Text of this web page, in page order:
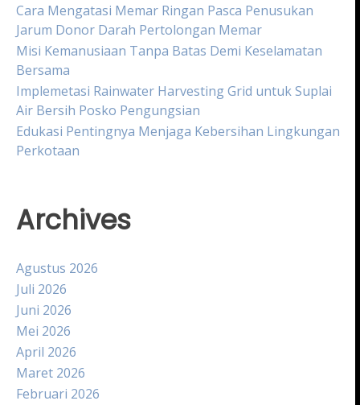
Cara Mengatasi Memar Ringan Pasca Penusukan
Jarum Donor Darah Pertolongan Memar
Misi Kemanusiaan Tanpa Batas Demi Keselamatan
Bersama
Implemetasi Rainwater Harvesting Grid untuk Suplai
Air Bersih Posko Pengungsian
Edukasi Pentingnya Menjaga Kebersihan Lingkungan
Perkotaan
Archives
Agustus 2026
Juli 2026
Juni 2026
Mei 2026
April 2026
Maret 2026
Februari 2026